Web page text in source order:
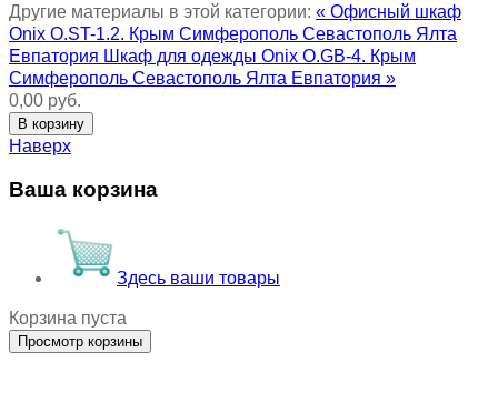
Другие материалы в этой категории: « Офисный шкаф
Onix O.ST-1.2. Крым Симферополь Севастополь Ялта
Евпатория Шкаф для одежды Onix O.GB-4. Крым
Симферополь Севастополь Ялта Евпатория »
0,00 руб.
Наверх
Ваша корзина
Здесь ваши товары
Корзина пуста